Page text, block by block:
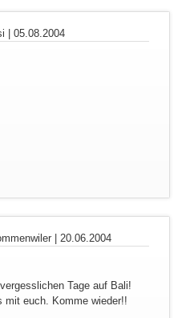
| 05.08.2004
| 20.06.2004
Tage auf Bali!
mit euch. Komme wieder!!